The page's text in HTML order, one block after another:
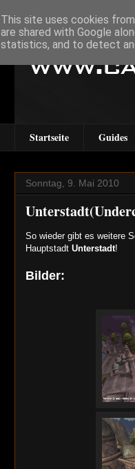
Startseite Guides
Sonntag, 9. Mai 2010
So wieder gibt es weitere
Hauptstadt Unterstadt!
Bilder:
This site uses cookies
are shared with Google
statistics, and to detect